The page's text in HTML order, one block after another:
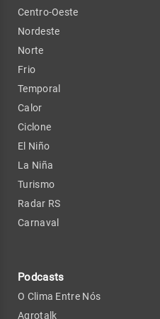
Centro-Oeste
Nordeste
Norte
Frio
Temporal
Calor
Ciclone
El Niño
La Niña
Turismo
Radar RS
Carnaval
Podcasts
O Clima Entre Nós
Agrotalk